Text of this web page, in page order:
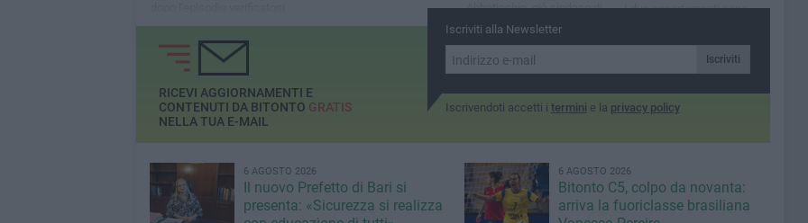
domenica scorsa a
Peschiera Borromeo
Abbaticchio, già sindaco di
Bitonto: «Sentenza storica
nell'anima»
I due appartamenti sono
Iscriviti alla Newsletter
Iscriviti
Iscrivendoti accetti i termini e la privacy policy
RICEVI AGGIORNAMENTI E
CONTENUTI DA BITONTO GRATIS
NELLA TUA E-MAIL
6 AGOSTO 2026
Il nuovo Prefetto di Bari si
presenta: «Sicurezza si realizza
6 AGOSTO 2026
Bitonto C5, colpo da novanta:
arriva la fuoriclasse brasiliana